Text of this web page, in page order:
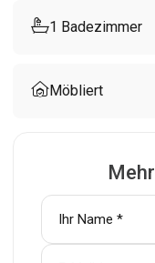
1 Badezimmer
Möbliert